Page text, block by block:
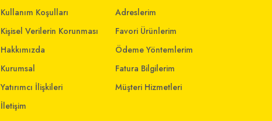
Kullanım Koşulları
Kişisel Verilerin Korunması
Hakkımızda
Kurumsal
Yatırımcı İlişkileri
İletişim
Adreslerim
Favori Ürünlerim
Ödeme Yöntemlerim
Fatura Bilgilerim
Müşteri Hizmetleri